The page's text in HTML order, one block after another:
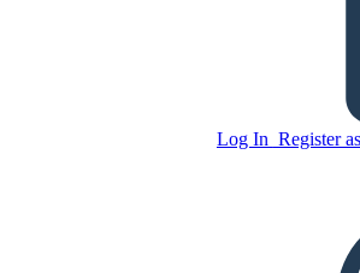
Log In Register
instructivo
plataforma
Copy this
CREATE A